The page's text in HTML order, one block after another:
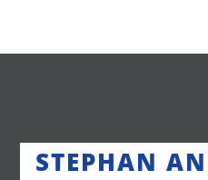
STEPHAN